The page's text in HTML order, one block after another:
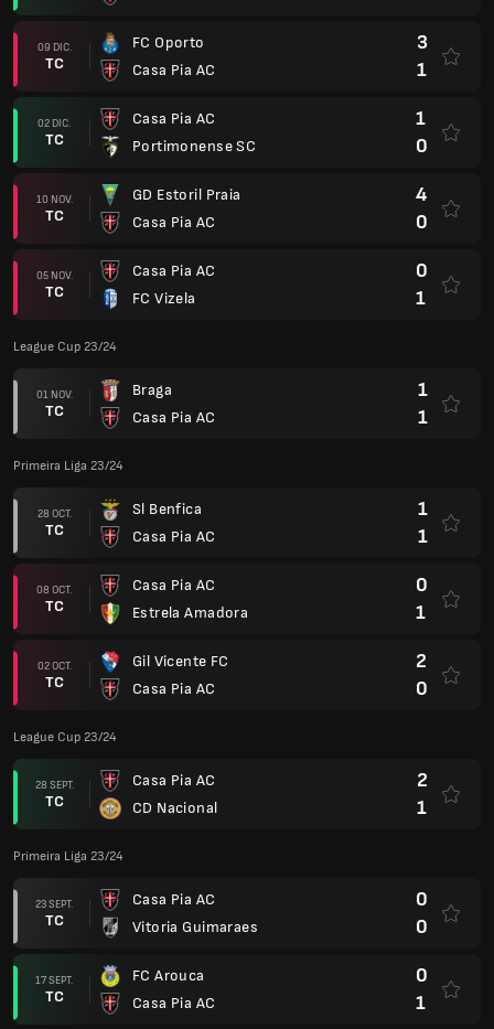
09 DIC.
TC
FC Oporto
Casa Pia AC
3
1
02 DIC.
TC
Casa Pia AC
Portimonense SC
1
0
10 NOV.
TC
GD Estoril Praia
Casa Pia AC
4
0
05 NOV.
TC
Casa Pia AC
FC Vizela
0
1
League Cup 23/24
01 NOV.
TC
Braga
Casa Pia AC
1
1
Primeira Liga 23/24
28 OCT.
TC
Sl Benfica
Casa Pia AC
1
1
08 OCT.
TC
Casa Pia AC
Estrela Amadora
0
1
02 OCT.
TC
Gil Vicente FC
Casa Pia AC
2
0
League Cup 23/24
28 SEPT.
TC
Casa Pia AC
CD Nacional
2
1
Primeira Liga 23/24
23 SEPT.
TC
Casa Pia AC
Vitoria Guimaraes
0
0
17 SEPT.
TC
FC Arouca
Casa Pia AC
0
1